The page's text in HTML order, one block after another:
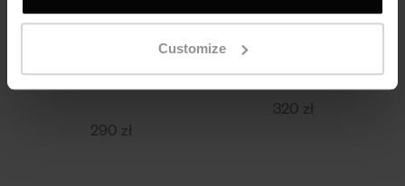
Customize
Nausznica Galaxy,
matowe
290 zł
Kolczyki Cross,
320 zł